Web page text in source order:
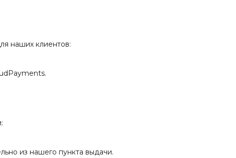
наших клиентов:
из нашего пункта выдачи.